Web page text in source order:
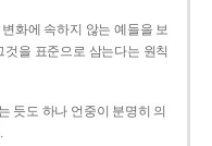
화에 속하지 않는 예들을 보
을 표준으로 삼는다는 원칙
듯도 하나 언중이 분명히 의